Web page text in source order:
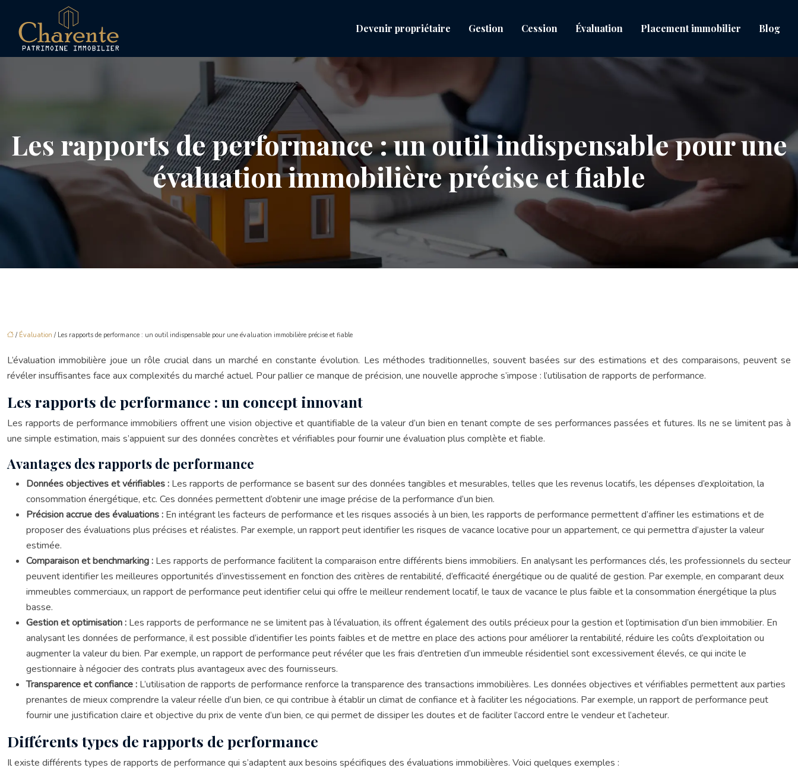
Devenir propriétaire Gestion Cession Évaluation Placement immobilier Blog
Les rapports de performance : un outil indispensable pour une
évaluation immobilière précise et fiable
/ Évaluation / Les rapports de performance : un outil indispensable pour une évaluation immobilière précise et fiable
L’évaluation immobilière joue un rôle crucial dans un marché en constante évolution. Les méthodes traditionnelles, souvent basées sur des estimations et des comparaisons, peuvent se
révéler insuffisantes face aux complexités du marché actuel. Pour pallier ce manque de précision, une nouvelle approche s’impose : l’utilisation de rapports de performance.
Les rapports de performance : un concept innovant
Les rapports de performance immobiliers offrent une vision objective et quantifiable de la valeur d’un bien en tenant compte de ses performances passées et futures. Ils ne se limitent pas à
une simple estimation, mais s’appuient sur des données concrètes et vérifiables pour fournir une évaluation plus complète et fiable.
Avantages des rapports de performance
Données objectives et vérifiables : Les rapports de performance se basent sur des données tangibles et mesurables, telles que les revenus locatifs, les dépenses d’exploitation, la
consommation énergétique, etc. Ces données permettent d’obtenir une image précise de la performance d’un bien.
Précision accrue des évaluations : En intégrant les facteurs de performance et les risques associés à un bien, les rapports de performance permettent d’affiner les estimations et de
proposer des évaluations plus précises et réalistes. Par exemple, un rapport peut identifier les risques de vacance locative pour un appartement, ce qui permettra d’ajuster la valeur
estimée.
Comparaison et benchmarking : Les rapports de performance facilitent la comparaison entre différents biens immobiliers. En analysant les performances clés, les professionnels du secteur
peuvent identifier les meilleures opportunités d’investissement en fonction des critères de rentabilité, d’efficacité énergétique ou de qualité de gestion. Par exemple, en comparant deux
immeubles commerciaux, un rapport de performance peut identifier celui qui offre le meilleur rendement locatif, le taux de vacance le plus faible et la consommation énergétique la plus
basse.
Gestion et optimisation : Les rapports de performance ne se limitent pas à l’évaluation, ils offrent également des outils précieux pour la gestion et l’optimisation d’un bien immobilier. En
analysant les données de performance, il est possible d’identifier les points faibles et de mettre en place des actions pour améliorer la rentabilité, réduire les coûts d’exploitation ou
augmenter la valeur du bien. Par exemple, un rapport de performance peut révéler que les frais d’entretien d’un immeuble résidentiel sont excessivement élevés, ce qui incite le
gestionnaire à négocier des contrats plus avantageux avec des fournisseurs.
Transparence et confiance : L’utilisation de rapports de performance renforce la transparence des transactions immobilières. Les données objectives et vérifiables permettent aux parties
prenantes de mieux comprendre la valeur réelle d’un bien, ce qui contribue à établir un climat de confiance et à faciliter les négociations. Par exemple, un rapport de performance peut
fournir une justification claire et objective du prix de vente d’un bien, ce qui permet de dissiper les doutes et de faciliter l’accord entre le vendeur et l’acheteur.
Différents types de rapports de performance
Il existe différents types de rapports de performance qui s’adaptent aux besoins spécifiques des évaluations immobilières. Voici quelques exemples :